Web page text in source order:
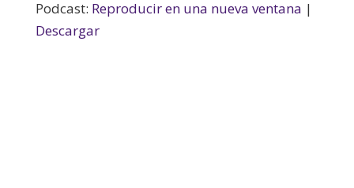
Podcast: Reproducir en una nueva ventana |
Descargar